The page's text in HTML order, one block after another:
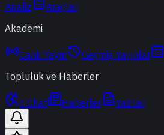
Analiz
Araçlar
Akademi
Canlı Yayın Geçmiş Yayınlar
Topluluk ve Haberler
t-Chat Haberler Yazılar